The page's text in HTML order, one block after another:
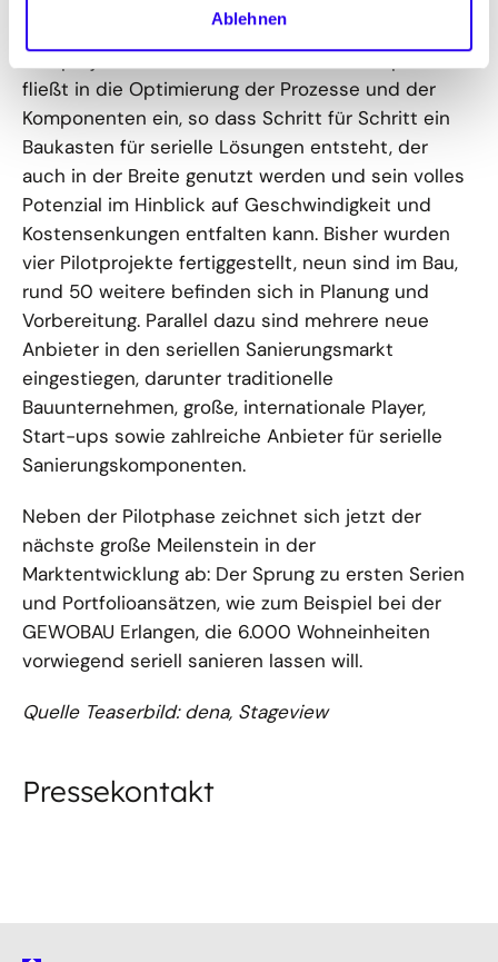
Ablehnen
mit Wohnungsunternehmen anhand von
Pilotprojekten um. Die Essenz dieser Pilotphase
fließt in die Optimierung der Prozesse und der
Komponenten ein, so dass Schritt für Schritt ein
Baukasten für serielle Lösungen entsteht, der
auch in der Breite genutzt werden und sein volles
Potenzial im Hinblick auf Geschwindigkeit und
Kostensenkungen entfalten kann. Bisher wurden
vier Pilotprojekte fertiggestellt, neun sind im Bau,
rund 50 weitere befinden sich in Planung und
Vorbereitung. Parallel dazu sind mehrere neue
Anbieter in den seriellen Sanierungsmarkt
eingestiegen, darunter traditionelle
Bauunternehmen, große, internationale Player,
Start-ups sowie zahlreiche Anbieter für serielle
Sanierungskomponenten.
Neben der Pilotphase zeichnet sich jetzt der
nächste große Meilenstein in der
Marktentwicklung ab: Der Sprung zu ersten Serien
und Portfolioansätzen, wie zum Beispiel bei der
GEWOBAU Erlangen, die 6.000 Wohneinheiten
vorwiegend seriell sanieren lassen will.
Quelle Teaserbild: dena, Stageview
Pressekontakt